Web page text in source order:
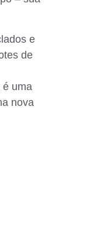
e
de
uma
nova